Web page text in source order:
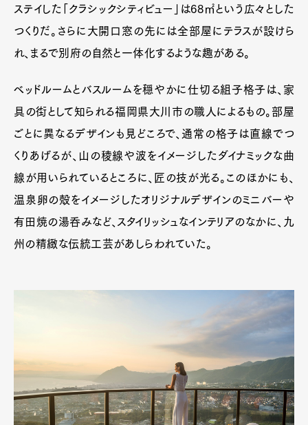
ステイした「クラシックシティビュー」は68㎡という広々とした
つくりだ。さらに大開口窓の先には全部屋にテラスが設けら
れ、まるで別府の自然と一体化するような趣がある。
ベッドルームとバスルームを穏やかに仕切る組子格子は、家
具の街として知られる福岡県大川市の職人によるもの。部屋
ごとに異なるデザインも見どころで、通常の格子は直線でつ
くりあげるが、山の稜線や波をイメージしたダイナミックな曲
線が用いられているところに、匠の技が光る。このほかにも、
温泉卵の殻をイメージしたオリジナルデザインのミニバーや
有田焼の湯呑みなど、スタイリッシュなインテリアのなかに、九
州の精緻な伝統工芸があしらわれていた。